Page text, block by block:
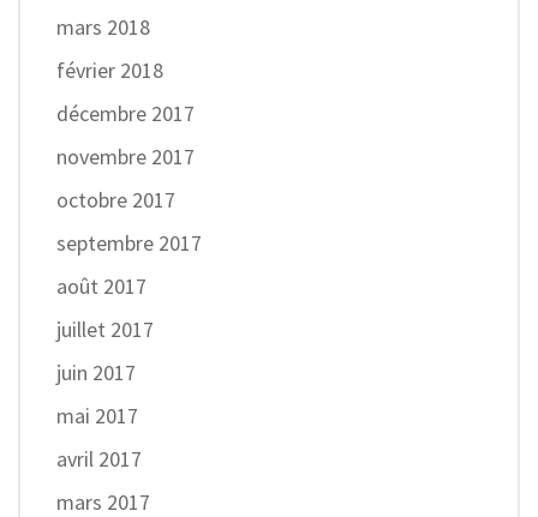
mars 2018
février 2018
décembre 2017
novembre 2017
octobre 2017
septembre 2017
août 2017
juillet 2017
juin 2017
mai 2017
avril 2017
mars 2017